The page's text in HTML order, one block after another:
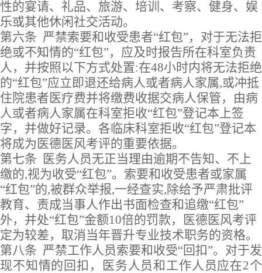
性的宴请、礼品、旅游、培训、考察、健身、娱
乐或其他休闲社交活动。
第六条 严禁索要和收受患者“红包”，对于无法拒
绝或不知情的“红包”，应及时报告所在科室负责
人，并按照以下方式处置:在48小时内将无法拒绝
的“红包”应立即退还给病人或者病人家属,或冲抵
住院患者医疗费并将缴费收据交病人保管， 由病
人或者病人家属在科室拒收“红包”登记本上签
字，并做好记录。各临床科室拒收“红包”登记本
将成为医德医风考评的重要依据。
第七条 医务人员无正当理由逾期不告知、不上
缴的,视为收受“红包”。索要和收受患者或家属
“红包”的,被群众举报,一经查实,除给予严肃批评
教育、责成当事人作出书面检查和追缴“红包”
外，并处“红包”金额10倍的罚款，
医德医风考评
定为较差， 取消当年晋升专业技术职务的资格。
第八条 严禁工作人员索要和收受“回扣”。对于发
现不知情的回扣，医务人员和工作人员应在2个